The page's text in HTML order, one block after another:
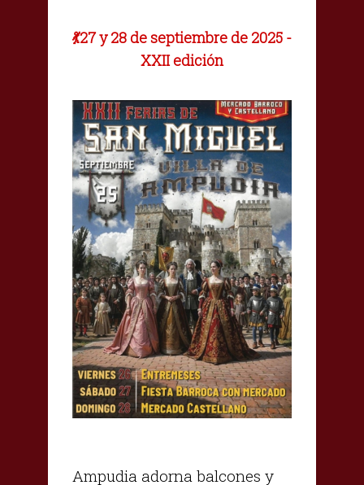
💃27 y 28 de septiembre de 2025 -
XXII edición
Ampudia adorna balcones y